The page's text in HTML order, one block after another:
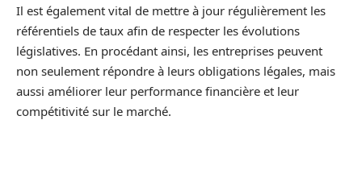
Il est également vital de mettre à jour régulièrement les
référentiels de taux afin de respecter les évolutions
législatives. En procédant ainsi, les entreprises peuvent
non seulement répondre à leurs obligations légales, mais
aussi améliorer leur performance financière et leur
compétitivité sur le marché.